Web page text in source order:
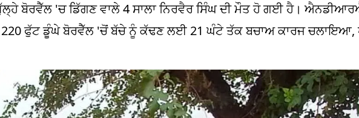
ਬੋਰਵੈੱਲ 'ਚ ਡਿੱਗਣ ਵਾਲੇ 4 ਸਾਲਾ ਨਿਰਵੈਰ ਸਿੰਘ ਦੀ ਮੌਤ ਹੋ ਗਈ ਹੈ।
ਫੁੱਟ ਡੂੰਘੇ ਬੋਰਵੈੱਲ 'ਚੋਂ ਬੱਚੇ ਨੂੰ ਕੱਢਣ ਲਈ 21 ਘੰਟੇ ਤੱਕ ਬਚਾਅ ਕਾਰਜ ਚਲਾਇਆ,